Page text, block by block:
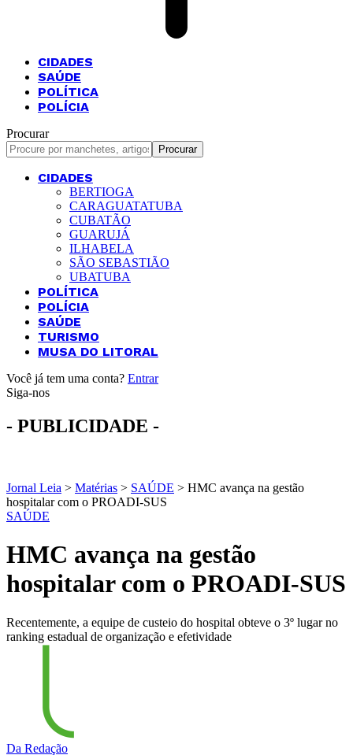
CIDADES
SAÚDE
POLÍTICA
POLÍCIA
Procurar
CIDADES
BERTIOGA
CARAGUATATUBA
CUBATÃO
GUARUJÁ
ILHABELA
SÃO SEBASTIÃO
UBATUBA
POLÍTICA
POLÍCIA
SAÚDE
TURISMO
MUSA DO LITORAL
Você já tem uma conta? Entrar
Siga-nos
- PUBLICIDADE -
Jornal Leia > Matérias > SAÚDE > HMC avança na gestão
hospitalar com o PROADI-SUS
SAÚDE
HMC avança na gestão
hospitalar com o PROADI-SUS
Recentemente, a equipe de custeio do hospital obteve o 3º lugar no
ranking estadual de organização e efetividade
Da Redação